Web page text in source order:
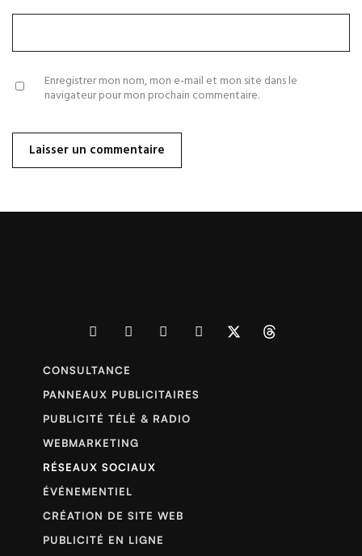
Enregistrer mon nom, mon e-mail et mon site dans le
navigateur pour mon prochain commentaire.
CONSULTANCE
PANNEAUX PUBLICITAIRES
PUBLICITÉ TÉLÉ & RADIO
WEBMARKETING
RÉSEAUX SOCIAUX
ÉVÉNEMENTIEL
CRÉATION DE SITE WEB
PUBLICITÉ EN LIGNE